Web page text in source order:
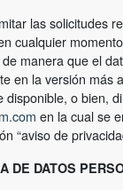
las solicitudes
cualquier
manera que el
en la versión más
disponible, o bien,
en la cual se
“aviso de
DE DATOS